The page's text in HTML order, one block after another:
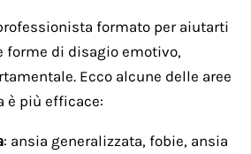
formato per aiutarti
forme di disagio emotivo,
Ecco alcune delle aree
è più efficace:
: ansia generalizzata, fobie, ansia